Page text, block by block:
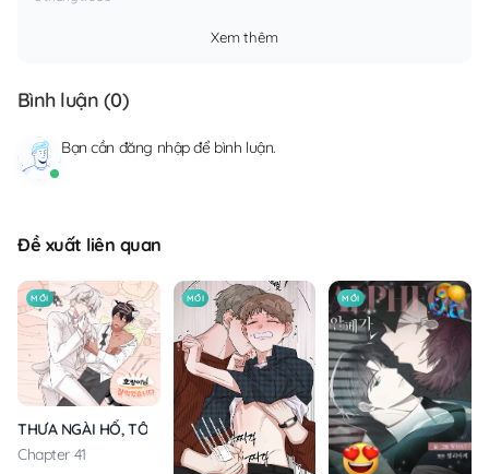
Xem thêm
Bình luận (0)
Bạn cần đăng nhậpđể bình luận.
Đề xuất liên quan
MỚI
THƯA NGÀI HỔ, TÔI ĐÃ ĂN RẤT NGON MIỆNG
Chapter 41
MỚI MỚI